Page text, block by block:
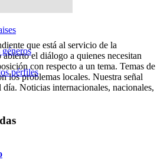
pérfiles
que está al servicio de la
el diálogo a quienes necesitan
con respecto a un tema. Temas de
los problemas locales. Nuestra señal
día. Noticias internacionales, nacionales,